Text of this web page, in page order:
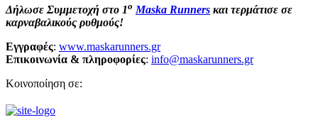
Δήλωσε Συμμετοχή στο 1ο Maska Runners και τερμάτισε σε
καρναβαλικούς ρυθμούς!
Εγγραφές: www.maskarunners.gr
Επικοινωνία & πληροφορίες: info@maskarunners.gr
Κοινοποίηση σε: